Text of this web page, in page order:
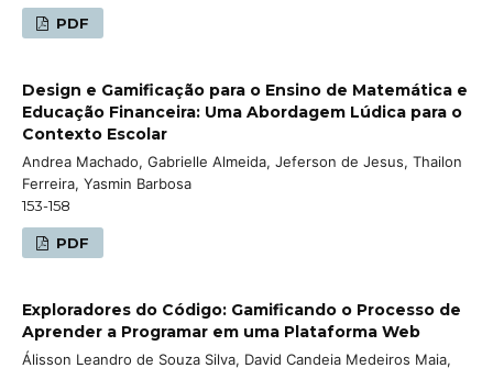
PDF
Design e Gamificação para o Ensino de Matemática e
Educação Financeira: Uma Abordagem Lúdica para o
Contexto Escolar
Andrea Machado, Gabrielle Almeida, Jeferson de Jesus, Thailon
Ferreira, Yasmin Barbosa
153-158
PDF
Exploradores do Código: Gamificando o Processo de
Aprender a Programar em uma Plataforma Web
Álisson Leandro de Souza Silva, David Candeia Medeiros Maia,